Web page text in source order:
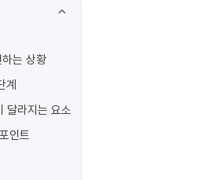
는 상황
계
달라지는 요소
인트